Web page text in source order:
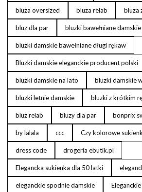
bluza oversized bluza relab bluza
bluz dla par bluzki bawełniane damskie
bluzki damskie bawełniane długi rękaw
Bluzki damskie eleganckie producent polski
bluzki damskie na lato bluzki damskie
bluzki letnie damskie bluzki z krótkim
bluz relab bluzy dla par bonprix
by lalala ccc Czy kolorowe
dress code drogeria ebutik.pl
Elegancka sukienka dla 50 latki
eleganckie spodnie damskie